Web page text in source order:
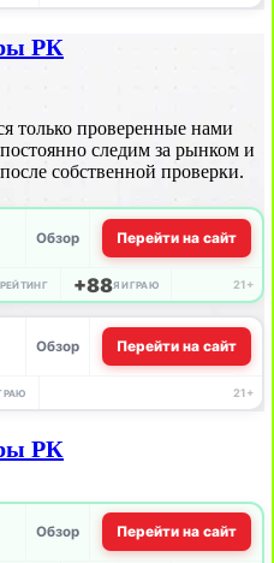
РК
только проверенные нами
следим за рынком и
собственной проверки.
Обзор Перейти на сайт
РЕЙТИНГ +88Я ИГРАЮ 21+
Обзор Перейти на сайт
21+
РК
Обзор Перейти на сайт